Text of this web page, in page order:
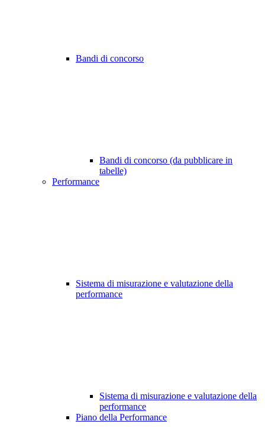
Bandi di concorso
Bandi di concorso (da pubblicare in
tabelle)
Performance
Sistema di misurazione e valutazione della
performance
Sistema di misurazione e valutazione della
performance
Piano della Performance